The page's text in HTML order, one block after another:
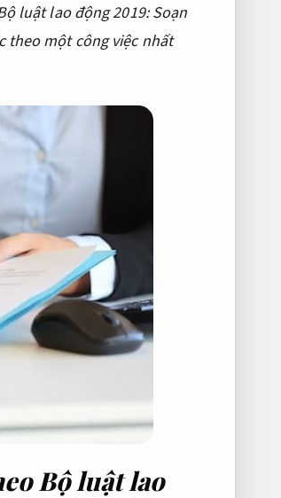
luật lao động 2019:Soạn
theo một công việc nhất
Bộ luật lao